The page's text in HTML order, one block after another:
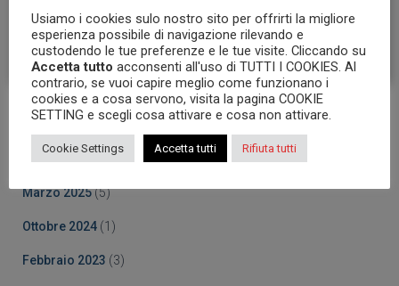
Archives
(5)
Marzo 2025(5)
Ottobre 2024 (1)
Febbraio 2023 (3)
Usiamo i cookies sulo nostro sito per offrirti la migliore
esperienza possibile di navigazione rilevando e
custodendo le tue preferenze e le tue visite. Cliccando su
Accetta tutto acconsenti all'uso di TUTTI I COOKIES. Al
contrario, se vuoi capire meglio come funzionano i
cookies e a cosa servono, visita la pagina COOKIE
SETTING e scegli cosa attivare e cosa non attivare.
Cookie Settings Accetta tutti Rifiuta tutti